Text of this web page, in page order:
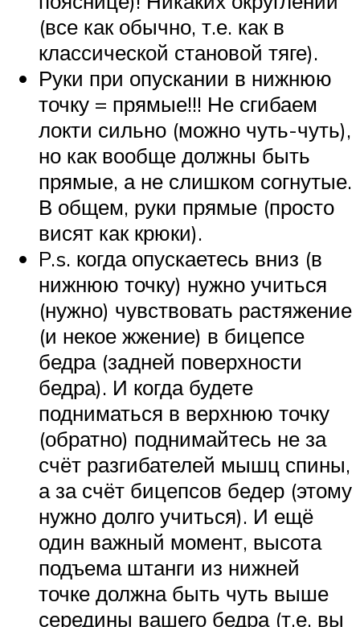
(все как обычно, т.е. как в
классической становой тяге).
Руки при опускании в нижнюю
точку = прямые!!! Не сгибаем
локти сильно (можно чуть-чуть),
но как вообще должны быть
прямые, а не слишком согнутые.
В общем, руки прямые (просто
висят как крюки).
P.s. когда опускаетесь вниз (в
нижнюю точку) нужно учиться
(нужно) чувствовать растяжение
(и некое жжение) в бицепсе
бедра (задней поверхности
бедра). И когда будете
подниматься в верхнюю точку
(обратно) поднимайтесь не за
счёт разгибателей мышц спины,
а за счёт бицепсов бедер (этому
нужно долго учиться). И ещё
один важный момент, высота
подъема штанги из нижней
точке должна быть чуть выше
середины вашего бедра (т.е. вы